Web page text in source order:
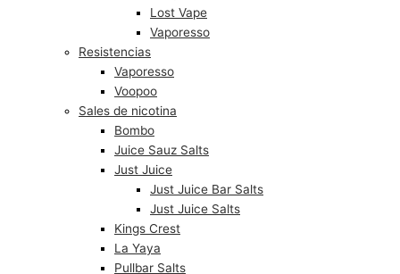
Lost Vape
Vaporesso
Resistencias
Vaporesso
Voopoo
Sales de nicotina
Bombo
Juice Sauz Salts
Just Juice
Just Juice Bar Salts
Just Juice Salts
Kings Crest
La Yaya
Pullbar Salts